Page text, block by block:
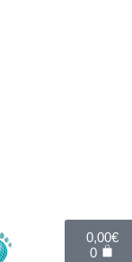
0,00€
0